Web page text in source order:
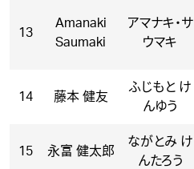
13
Amanaki
Saumaki
アマナキ・サ
ウマキ
14 藤本 健友
ふじもと け
んゆう
15 永富 健太郎
ながとみ け
んたろう